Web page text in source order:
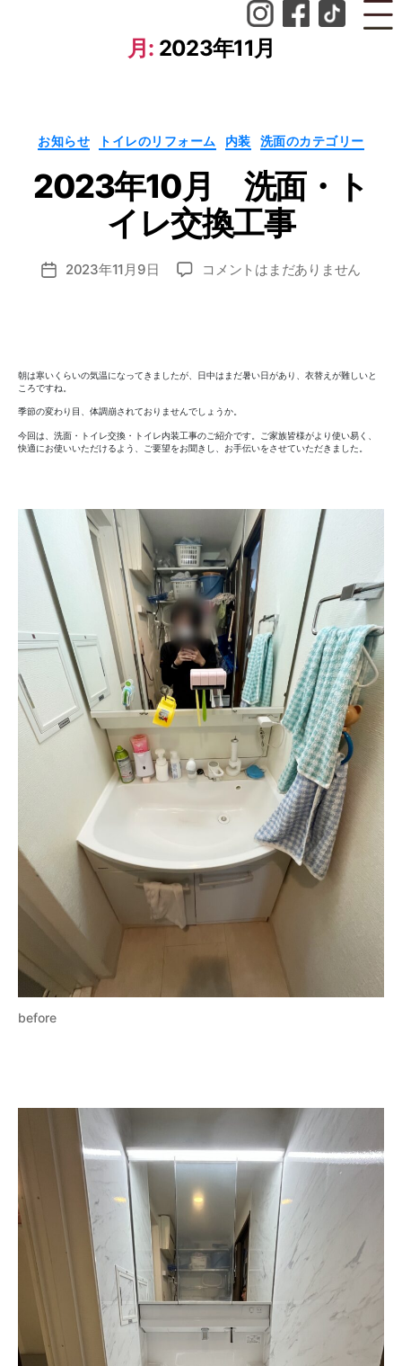
月: 2023年11月
カ
テ
リ
ー
お知らせ トイレのリフォーム 内装 洗面のカテゴリー
2023年10月 洗面・ト
イレ交換工事
投
稿
作
成
n
o
o
m
投 2023年11月9日
2023
面・
イ
交
事
の
コメントはまだありません
朝は寒いくらいの気温になってきましたが、日中はまだ暑い日があり、衣替えが難しいと
ころですね。
季節の変わり目、体調崩されておりませんでしょうか。
今回は、洗面・トイレ交換・トイレ内装工事のご紹介です。ご家族皆様がより使い易く、
快適にお使いいただけるよう、ご要望をお聞きし、お手伝いをさせていただきました。
before